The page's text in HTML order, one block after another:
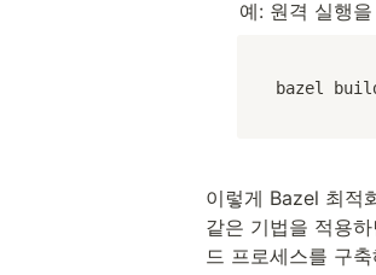
예: 원격 실행
bazel
이렇게 Bazel 최적
같은 기법을 적용
드 프로세스를 구